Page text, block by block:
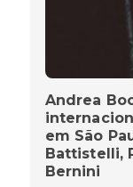
Andrea
em São
Battistelli,
Bernini